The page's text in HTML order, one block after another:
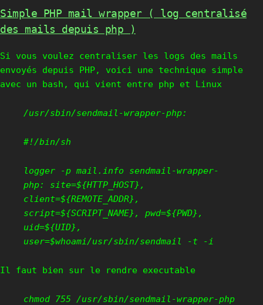
Simple PHP mail wrapper ( log centralisé
des mails depuis php )
Si vous voulez centraliser les logs des mails
envoyés depuis PHP, voici une technique simple
avec un bash, qui vient entre php et Linux
/usr/sbin/sendmail-wrapper-php:
#!/bin/sh
logger -p mail.info sendmail-wrapper-
php: site=${HTTP_HOST},
client=${REMOTE_ADDR},
script=${SCRIPT_NAME}, pwd=${PWD},
uid=${UID},
user=$whoami/usr/sbin/sendmail -t -i
Il faut bien sur le rendre executable
chmod 755 /usr/sbin/sendmail-wrapper-php